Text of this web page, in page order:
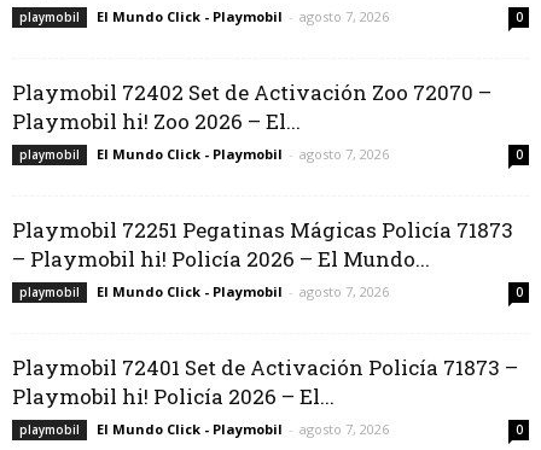
playmobil El Mundo Click - Playmobil - agosto 7, 2026 0
Playmobil 72402 Set de Activación Zoo 72070 –
Playmobil hi! Zoo 2026 – El...
playmobil El Mundo Click - Playmobil - agosto 7, 2026 0
Playmobil 72251 Pegatinas Mágicas Policía 71873
– Playmobil hi! Policía 2026 – El Mundo...
playmobil El Mundo Click - Playmobil - agosto 7, 2026 0
Playmobil 72401 Set de Activación Policía 71873 –
Playmobil hi! Policía 2026 – El...
playmobil El Mundo Click - Playmobil - agosto 7, 2026 0